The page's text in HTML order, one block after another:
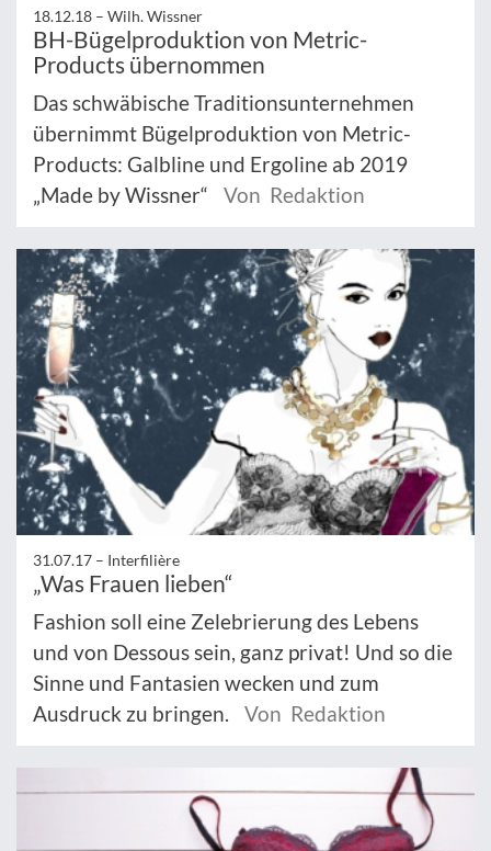
18.12.18 – Wilh. Wissner
BH-Bügelproduktion von Metric-
Products übernommen
Das schwäbische Traditionsunternehmen
übernimmt Bügelproduktion von Metric-
Products: Galbline und Ergoline ab 2019
„Made by Wissner“
Von Redaktion
31.07.17 – Interfilière
„Was Frauen lieben“
Fashion soll eine Zelebrierung des Lebens
und von Dessous sein, ganz privat! Und so die
Sinne und Fantasien wecken und zum
Ausdruck zu bringen.
Von Redaktion